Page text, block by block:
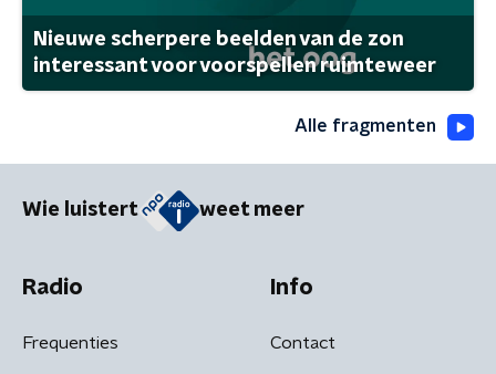
Nieuwe scherpere beelden van de zon
interessant voor voorspellen ruimteweer
Alle fragmenten
Wie luistert weet meer
Radio
Frequenties
Info
Contact